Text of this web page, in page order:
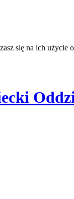
się na ich użycie